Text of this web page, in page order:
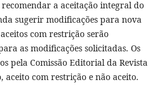
a aceitação integral do
sugerir modificações para nova
com restrição serão
as modificações solicitadas. Os
pela Comissão Editorial da Revista
aceito com restrição e não aceito.